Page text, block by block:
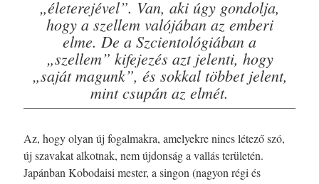
„életerejével”. Van, aki úgy gondolja,
hogy a szellem valójában az emberi
elme. De a Szcientológiában a
„szellem” kifejezés azt jelenti, hogy
„saját magunk”, és sokkal többet jelent,
mint csupán az elmét.
Az, hogy olyan új fogalmakra, amelyekre nincs létező szó,
új szavakat alkotnak, nem újdonság a vallás területén.
Japánban Kobodaisi mester, a singon (nagyon régi és